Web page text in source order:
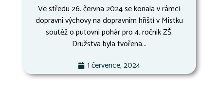
Ve středu 26. června 2024 se konala v rámci
dopravní výchovy na dopravním hřišti v Místku
soutěž o putovní pohár pro 4. ročník ZŠ.
Družstva byla tvořena...
1 července, 2024